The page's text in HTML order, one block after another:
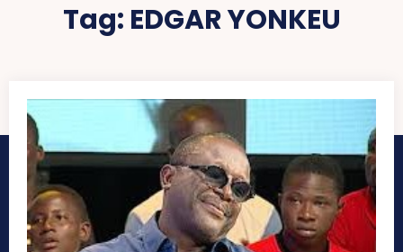
Tag: EDGAR YONKEU